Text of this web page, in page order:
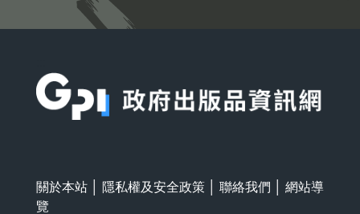
關於本站 隱私權及安全政策 聯絡我們
網站導
覽